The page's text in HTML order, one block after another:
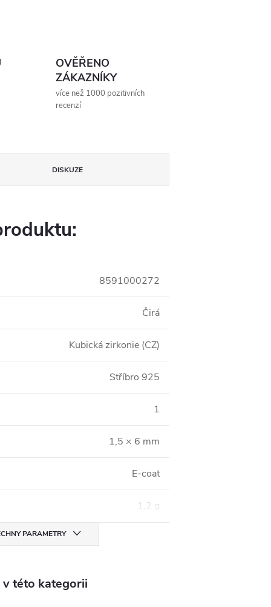
OVĚŘENO
ZÁKAZNÍKY
více než 1000 pozitivních
recenzí
DISKUZE
8591000272
Čirá
Kubická zirkonie (CZ)
Stříbro 925
1
1,5 × 6 mm
E-coat
1,2 g
PARAMETRY
této kategorii